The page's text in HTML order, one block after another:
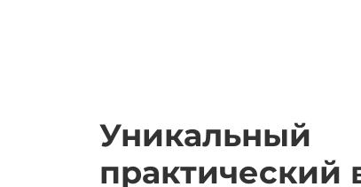
Уникальный
практический